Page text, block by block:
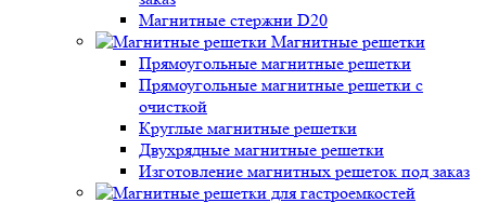
Магнитные стержни D20
Магнитные решетки
Прямоугольные магнитные решетки
Прямоугольные магнитные решетки с
очисткой
Круглые магнитные решетки
Двухрядные магнитные решетки
Изготовление магнитных решеток под заказ